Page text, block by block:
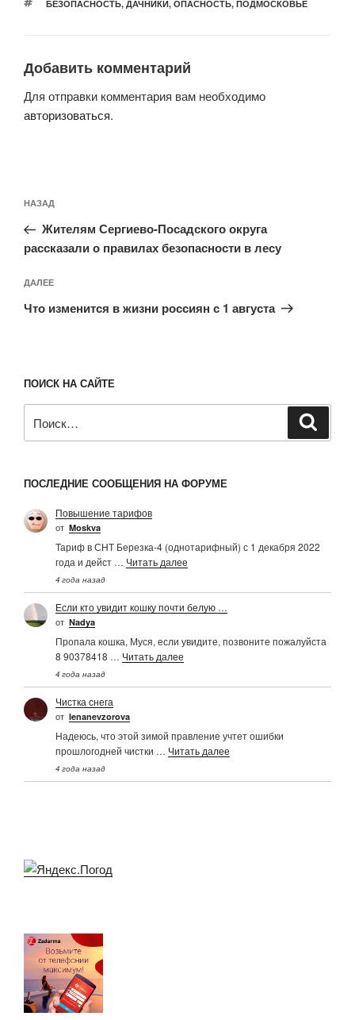
МЕТКИ
БЕЗОПАСНОСТЬ, ДАЧНИКИ, ОПАСНОСТЬ, ПОДМОСКОВЬЕ
Добавить комментарий
Для отправки комментария вам необходимо
авторизоваться.
по
записям
Предыдущая
запись:
НАЗАД
Жителям Сергиево-Посадского округа
рассказали о правилах безопасности в лесу
Следующая
запись
ДАЛЕЕ
Что изменится в жизни россиян с 1 августа
ПОИСК НА САЙТЕ
ПОСЛЕДНИЕ СООБЩЕНИЯ НА ФОРУМЕ
Повышение тарифов
от Moskva
Тариф в СНТ Березка-4 (однотарифный) с 1 декабря 2022
года и дейст … Читать далее
4 года назад
Если кто увидит кошку почти белую …
от Nadya
Пропала кошка, Муся, если увидите, позвоните пожалуйста
8 90378418 … Читать далее
4 года назад
Чистка снега
от Ienanevzorova
Надеюсь, что этой зимой правление учтет ошибки
прошлогодней чистки … Читать далее
4 года назад